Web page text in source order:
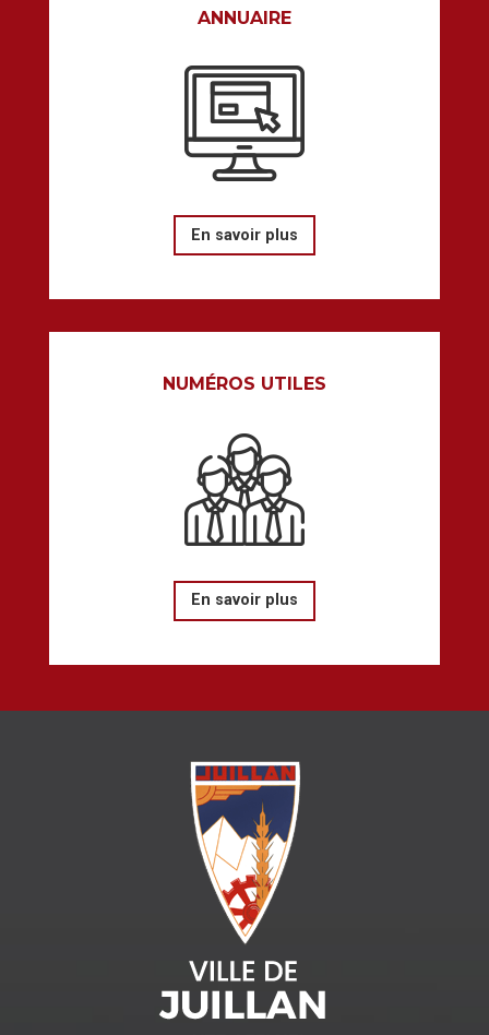
ANNUAIRE
En savoir plus
NUMÉROS UTILES
En savoir plus